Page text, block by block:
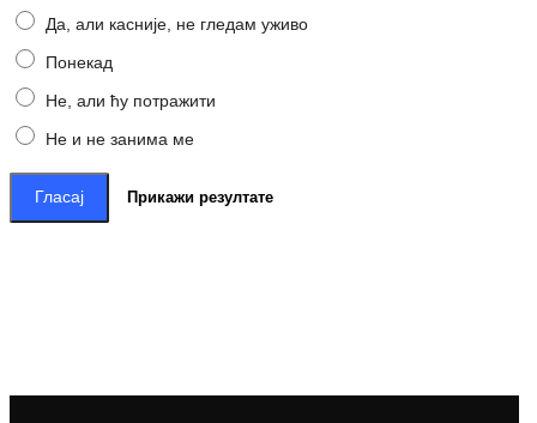
Да, али касније, не гледам уживо
Понекад
Не, али ћу потражити
Не и не занима ме
Гласај Прикажи резултате